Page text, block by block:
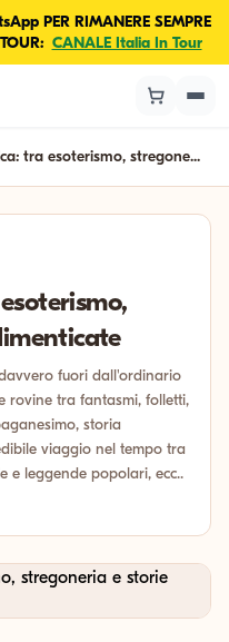
PER RIMANERE SEMPRE
CANALE Italia In Tour
tra esoterismo, stregone...
fuori dall'ordinario
rovine tra fantasmi, folletti,
storia
viaggio nel tempo tra
e leggende popolari, ecc..